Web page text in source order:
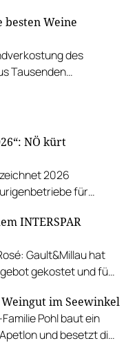
besten Weine
des
Tausenden
NÖ kürt
2026
für
INTERSPAR
Gault&Millau hat
gekostet und fünf
im Seewinkel
Pohl baut ein
und besetzt die